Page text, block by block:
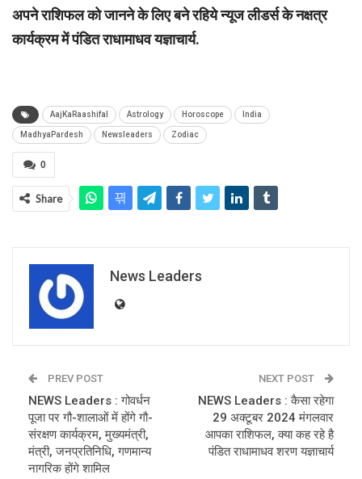
अपने राशिफल को जानने के लिए बने रहिये न्यूज लीडर्स के नक्षत्र
कार्यक्रम में पंडित राधामाधव यज्ञाचार्य.
AajKaRaashifal Astrology Horoscope India
MadhyaPardesh Newsleaders Zodiac
0
Share
News Leaders
PREV POST
NEWS Leaders : गोवर्धन
पूजा पर गौ-शालाओं में होंगे गौ-
संरक्षण कार्यक्रम, मुख्यमंत्री,
मंत्री, जनप्रतिनिधि, गणमान्य
नागरिक होंगे शामिल
NEXT POST
NEWS Leaders : कैसा रहेगा
29 अक्टूबर 2024 मंगलवार
आपका राशिफल, क्या कह रहे है
पंडित राधामाधव शरण यज्ञाचार्य